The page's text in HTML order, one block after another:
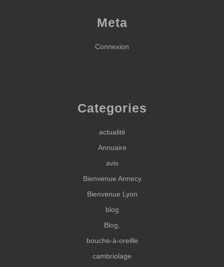
Meta
Connexion
Categories
actualité
Annuaire
avis
Bienvenue Annecy
Bienvenue Lyon
blog
Blog,
bouche-à-oreille
cambriolage